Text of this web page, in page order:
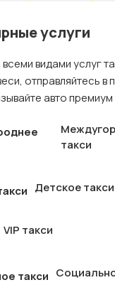
услуги
видами услуг
отправляйтесь в
авто премиум
такси
Детское такси
VIP такси